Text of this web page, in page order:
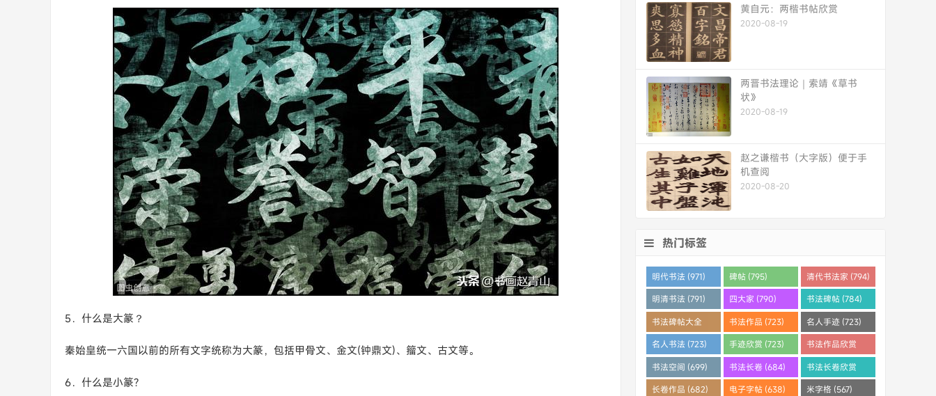
5．什么是大篆？
秦始皇统一六国以前的所有文字统称为大篆，包括甲骨文、金文(钟鼎文)、籀文、古文等。
6．什么是小篆?
黄自元：两楷书帖欣赏
2020-08-19
两晋书法理论｜索靖《草书
状》
2020-08-19
赵之谦楷书（大字版）便于手
机查阅
2020-08-20
热门标签
明代书法 (971) 碑帖 (795) 清代书法家 (794)
明清书法 (791) 四大家 (790) 书法碑帖 (784)
书法碑帖大全
(784)
书法作品 (723) 名人手迹 (723)
名人书法 (723) 手迹欣赏 (723)
书法作品欣赏
(710)
书法空间 (699) 书法长卷 (684)
书法长卷欣赏
(682)
长卷作品 (682) 电子字帖 (638) 米字格 (567)